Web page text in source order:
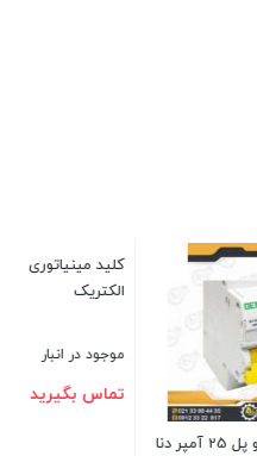
کلید مینیاتوری سه پل 25 آمپر دنا
الکتریک
موجود در انبار
تماس بگیرید